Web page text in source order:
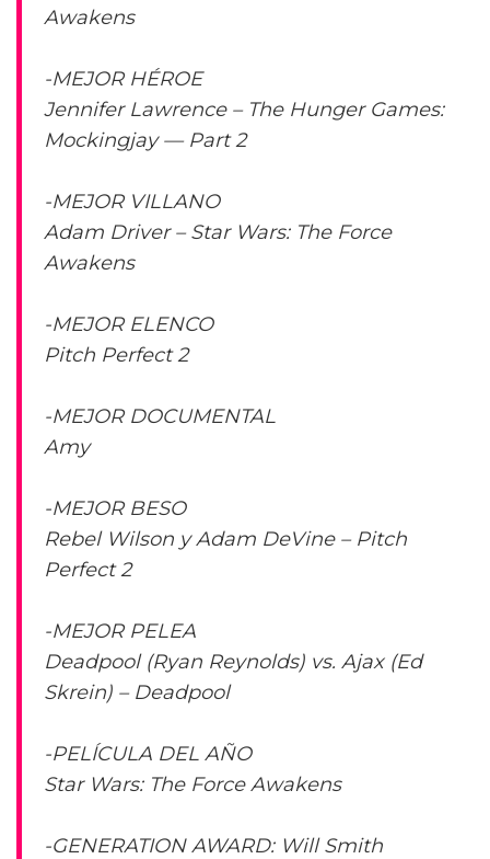
Awakens
-MEJOR HÉROE
Jennifer Lawrence – The Hunger Games:
Mockingjay — Part 2
-MEJOR VILLANO
Adam Driver – Star Wars: The Force
Awakens
-MEJOR ELENCO
Pitch Perfect 2
-MEJOR DOCUMENTAL
Amy
-MEJOR BESO
Rebel Wilson y Adam DeVine – Pitch
Perfect 2
-MEJOR PELEA
Deadpool (Ryan Reynolds) vs. Ajax (Ed
Skrein) – Deadpool
-PELÍCULA DEL AÑO
Star Wars: The Force Awakens
-GENERATION AWARD: Will Smith